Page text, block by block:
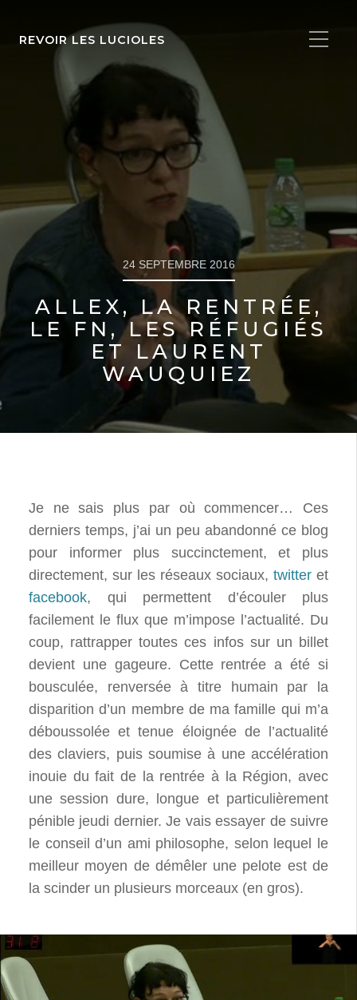
REVOIR LES LUCIOLES
24 SEPTEMBRE 2016
ALLEX, LA RENTRÉE,
LE FN, LES RÉFUGIÉS
ET LAURENT
WAUQUIEZ
Je ne sais plus par où commencer… Ces
derniers temps, j’ai un peu abandonné ce blog
pour informer plus succinctement, et plus
directement, sur les réseaux sociaux, twitter et
facebook, qui permettent d’écouler plus
facilement le flux que m’impose l’actualité. Du
coup, rattrapper toutes ces infos sur un billet
devient une gageure. Cette rentrée a été si
bousculée, renversée à titre humain par la
disparition d’un membre de ma famille qui m’a
déboussolée et tenue éloignée de l’actualité
des claviers, puis soumise à une accélération
inouie du fait de la rentrée à la Région, avec
une session dure, longue et particulièrement
pénible jeudi dernier. Je vais essayer de suivre
le conseil d’un ami philosophe, selon lequel le
meilleur moyen de démêler une pelote est de
la scinder un plusieurs morceaux (en gros).